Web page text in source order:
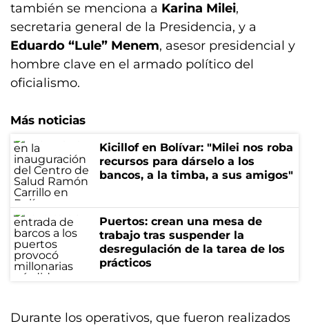
también se menciona a Karina Milei,
secretaria general de la Presidencia, y a
Eduardo “Lule” Menem, asesor presidencial y
hombre clave en el armado político del
oficialismo.
Más noticias
Kicillof en Bolívar: "Milei nos roba
recursos para dárselo a los
bancos, a la timba, a sus amigos"
Puertos: crean una mesa de
trabajo tras suspender la
desregulación de la tarea de los
prácticos
Durante los operativos, que fueron realizados